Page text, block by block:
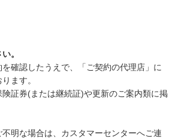
。
確認したうえで、「ご契約の代理店」に
ます。
証券(または継続証)や更新のご案内類に掲
明な場合は、カスタマーセンターへご連